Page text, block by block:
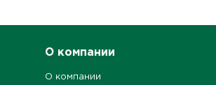
О компании
О компании